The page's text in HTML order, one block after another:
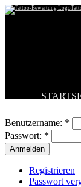
BESTE
FORUM
Benutzername: *
Passwort: *
Registrieren
Passwort